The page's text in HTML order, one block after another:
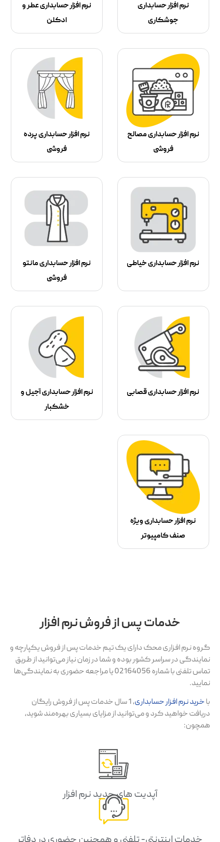
نرم افزار حسابداری
جوشکاری
نرم افزار حسابداری عطر و
ادکلن
نرم افزار حسابداری مصالح
فروشی
نرم افزار حسابداری پرده
فروشی
نرم افزار حسابداری خیاطی
نرم افزار حسابداری مانتو
فروشی
نرم افزار حسابداری قصابی
نرم افزار حسابداری آجیل و
خشکبار
نرم افزار حسابداری ویژه
صنف کامپیوتر
خدمات پس از فروش نرم افزار
گروه نرم افزاری محک دارای یک تیم خدمات پس از فروش یکپارچه و
نمایندگی در سراسر کشور بوده و شما در زمان نیاز می‌توانید از طریق
تماس تلفنی با شماره 02164056 یا مراجعه حضوری به نمایندگی‌ها
نمایید.
باخرید نرم افزار حسابداری
، 1 سال خدمات پس از فروش رایگان
دریافت خواهید کرد و می‌توانید از مزایای بسیاری بهره‌مند شوید،
همچون:
آپدیت های جدید نرم افزار